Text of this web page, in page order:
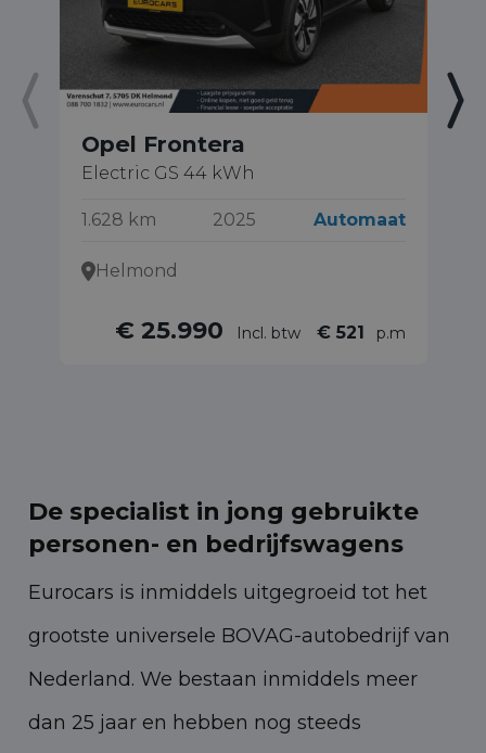
Opel Frontera
Electric GS 44 kWh
1.628 km 2025 Automaat
Helmond
€ 25.990 Incl. btw € 521 p.m
De specialist in jong gebruikte
personen- en bedrijfswagens
Eurocars is inmiddels uitgegroeid tot het
grootste universele BOVAG-autobedrijf van
Nederland. We bestaan inmiddels meer
dan 25 jaar en hebben nog steeds